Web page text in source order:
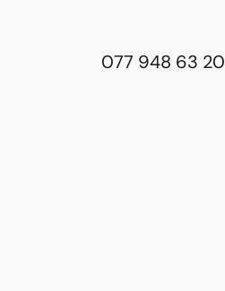
077 948 63 20